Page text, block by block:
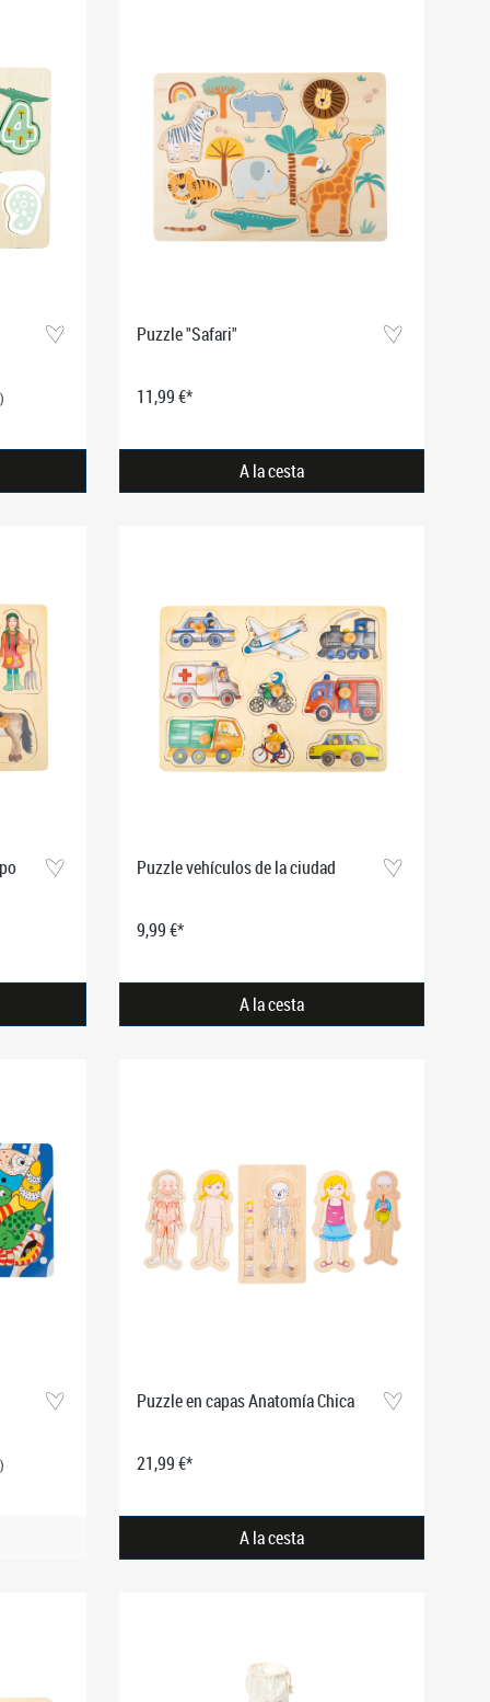
Puzzle "Safari"
11,99 €*
A la cesta
Puzzle vehículos de la ciudad
9,99 €*
A la cesta
Puzzle en capas Anatomía Chica
21,99 €*
A la cesta